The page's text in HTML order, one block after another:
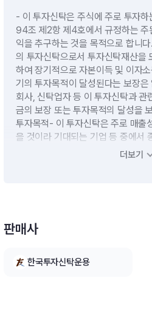
- 이 투자신탁은 주식에 주로 투자하
94조 제2항 제4호에서 규정하는 주
익을 추구하는 것을 목적으로 합니
의 투자신탁으로서 투자신탁재산을
하여 장기적으로 자본이득 및 이자
기의 투자목적이 달성된다는 보장
회사, 신탁업자 등 이 투자신탁과 관
금의 보장 또는 투자목적의 달성을
투자목적- 이 투자신탁은 주로 매출
을 것이라 기대되는 기업 등 중에서
배분을 배제하고 철저하게
의 대부분을 투자할 계획입니다.-
등 유동성자산에의 투자는 투자신탁
더보기
판매사
한국투자신탁운용